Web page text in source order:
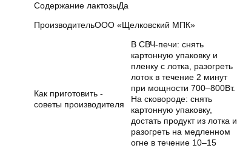
Содержание лактозыДа
ПроизводительООО «Щелковский МПК»
Как приготовить -
советы производителя
В СВЧ-печи: снять
картонную упаковку и
пленку с лотка, разогреть
лоток в течение 2 минут
при мощности 700–800Вт.
На сковороде: снять
картонную упаковку,
достать продукт из лотка и
разогреть на медленном
огне в течение 10–15